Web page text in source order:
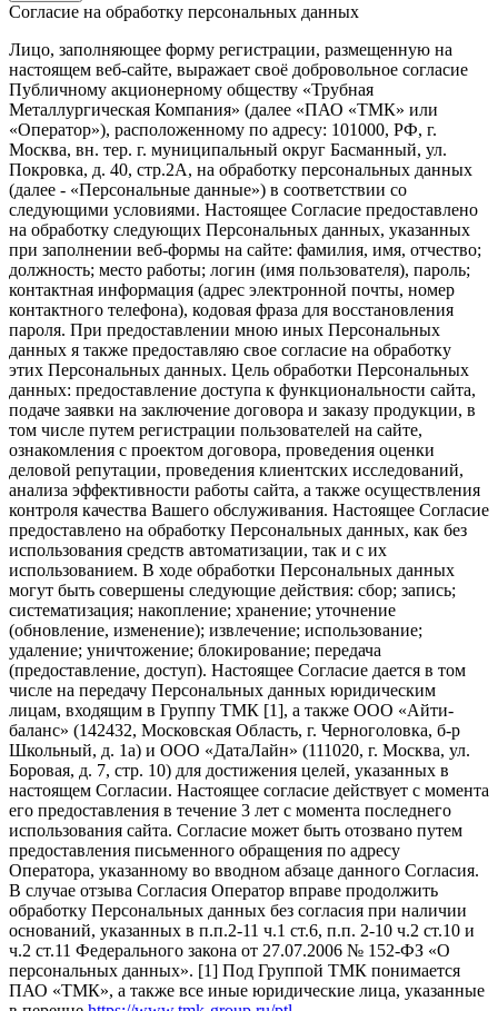
Согласие на обработку персональных данных
Лицо, заполняющее форму регистрации, размещенную на
настоящем веб-сайте, выражает своё добровольное согласие
Публичному акционерному обществу «Трубная
Металлургическая Компания» (далее «ПАО «ТМК» или
«Оператор»), расположенному по адресу: 101000, РФ, г.
Москва, вн. тер. г. муниципальный округ Басманный, ул.
Покровка, д. 40, стр.2А, на обработку персональных данных
(далее - «Персональные данные») в соответствии со
следующими условиями. Настоящее Согласие предоставлено
на обработку следующих Персональных данных, указанных
при заполнении веб-формы на сайте: фамилия, имя, отчество;
должность; место работы; логин (имя пользователя), пароль;
контактная информация (адрес электронной почты, номер
контактного телефона), кодовая фраза для восстановления
пароля. При предоставлении мною иных Персональных
данных я также предоставляю свое согласие на обработку
этих Персональных данных. Цель обработки Персональных
данных: предоставление доступа к функциональности сайта,
подаче заявки на заключение договора и заказу продукции, в
том числе путем регистрации пользователей на сайте,
ознакомления с проектом договора, проведения оценки
деловой репутации, проведения клиентских исследований,
анализа эффективности работы сайта, а также осуществления
контроля качества Вашего обслуживания. Настоящее Согласие
предоставлено на обработку Персональных данных, как без
использования средств автоматизации, так и с их
использованием. В ходе обработки Персональных данных
могут быть совершены следующие действия: сбор; запись;
систематизация; накопление; хранение; уточнение
(обновление, изменение); извлечение; использование;
удаление; уничтожение; блокирование; передача
(предоставление, доступ). Настоящее Согласие дается в том
числе на передачу Персональных данных юридическим
лицам, входящим в Группу ТМК [1], а также ООО «Айти-
баланс» (142432, Московская Область, г. Черноголовка, б-р
Школьный, д. 1а) и ООО «ДатаЛайн» (111020, г. Москва, ул.
Боровая, д. 7, стр. 10) для достижения целей, указанных в
настоящем Согласии. Настоящее согласие действует с момента
его предоставления в течение 3 лет с момента последнего
использования сайта. Согласие может быть отозвано путем
предоставления письменного обращения по адресу
Оператора, указанному во вводном абзаце данного Согласия.
В случае отзыва Согласия Оператор вправе продолжить
обработку Персональных данных без согласия при наличии
оснований, указанных в п.п.2-11 ч.1 ст.6, п.п. 2-10 ч.2 ст.10 и
ч.2 ст.11 Федерального закона от 27.07.2006 № 152-ФЗ «О
персональных данных». [1] Под Группой ТМК понимается
ПАО «ТМК», а также все иные юридические лица, указанные